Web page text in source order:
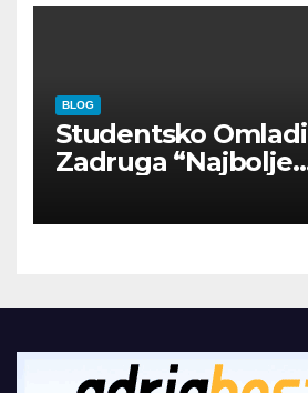
BLOG
Studentsko
Zadruga “Najbolje